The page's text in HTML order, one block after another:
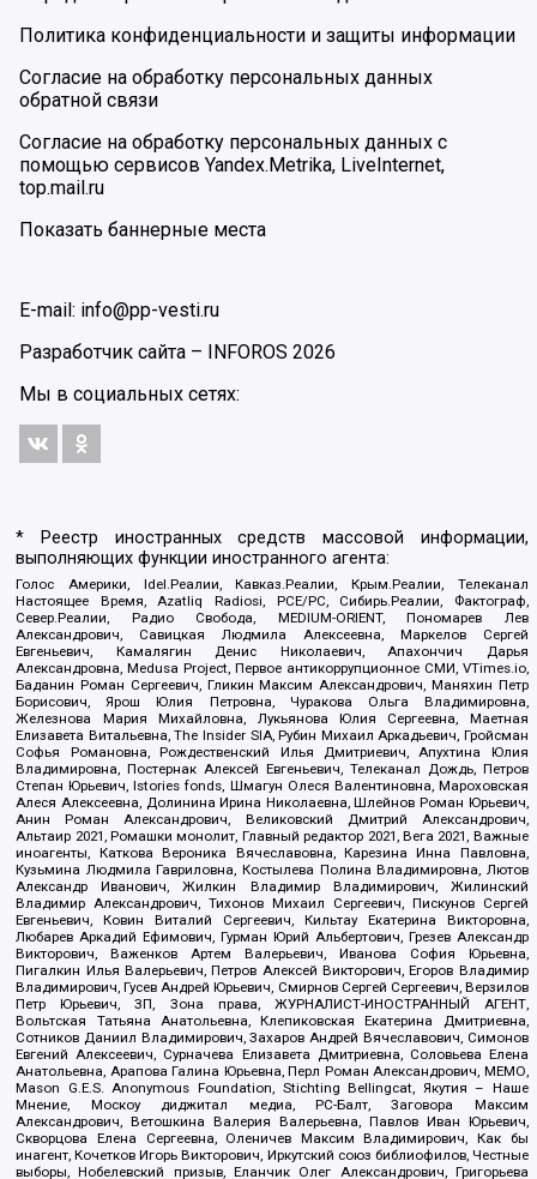
Политика конфиденциальности и защиты информации
Согласие на обработку персональных данных
обратной связи
Согласие на обработку персональных данных с
помощью сервисов Yandex.Metrika, LiveInternet,
top.mail.ru
Показать баннерные места
E-mail: info@pp-vesti.ru
Разработчик сайта –
INFOROS 2026
Мы в социальных сетях:
* Реестр иностранных средств массовой информации,
выполняющих функции иностранного агента:
Голос Америки, Idel.Реалии, Кавказ.Реалии, Крым.Реалии, Телеканал
Настоящее Время, Azatliq Radiosi, PCE/PC, Сибирь.Реалии, Фактограф,
Север.Реалии, Радио Свобода, MEDIUM-ORIENT, Пономарев Лев
Александрович, Савицкая Людмила Алексеевна, Маркелов Сергей
Евгеньевич, Камалягин Денис Николаевич, Апахончич Дарья
Александровна, Medusa Project, Первое антикоррупционное СМИ, VTimes.io,
Баданин Роман Сергеевич, Гликин Максим Александрович, Маняхин Петр
Борисович, Ярош Юлия Петровна, Чуракова Ольга Владимировна,
Железнова Мария Михайловна, Лукьянова Юлия Сергеевна, Маетная
Елизавета Витальевна, The Insider SIA, Рубин Михаил Аркадьевич, Гройсман
Софья Романовна, Рождественский Илья Дмитриевич, Апухтина Юлия
Владимировна, Постернак Алексей Евгеньевич, Телеканал Дождь, Петров
Степан Юрьевич, Istories fonds, Шмагун Олеся Валентиновна, Мароховская
Алеся Алексеевна, Долинина Ирина Николаевна, Шлейнов Роман Юрьевич,
Анин Роман Александрович, Великовский Дмитрий Александрович,
Альтаир 2021, Ромашки монолит, Главный редактор 2021, Вега 2021, Важные
иноагенты, Каткова Вероника Вячеславовна, Карезина Инна Павловна,
Кузьмина Людмила Гавриловна, Костылева Полина Владимировна, Лютов
Александр Иванович, Жилкин Владимир Владимирович, Жилинский
Владимир Александрович, Тихонов Михаил Сергеевич, Пискунов Сергей
Евгеньевич, Ковин Виталий Сергеевич, Кильтау Екатерина Викторовна,
Любарев Аркадий Ефимович, Гурман Юрий Альбертович, Грезев Александр
Викторович, Важенков Артем Валерьевич, Иванова София Юрьевна,
Пигалкин Илья Валерьевич, Петров Алексей Викторович, Егоров Владимир
Владимирович, Гусев Андрей Юрьевич, Смирнов Сергей Сергеевич, Верзилов
Петр Юрьевич, ЗП, Зона права, ЖУРНАЛИСТ-ИНОСТРАННЫЙ АГЕНТ,
Вольтская Татьяна Анатольевна, Клепиковская Екатерина Дмитриевна,
Сотников Даниил Владимирович, Захаров Андрей Вячеславович, Симонов
Евгений Алексеевич, Сурначева Елизавета Дмитриевна, Соловьева Елена
Анатольевна, Арапова Галина Юрьевна, Перл Роман Александрович, МЕМО,
Mason G.E.S. Anonymous Foundation, Stichting Bellingcat, Якутия – Наше
Мнение, Москоу диджитал медиа, РС-Балт, Заговора Максим
Александрович, Ветошкина Валерия Валерьевна, Павлов Иван Юрьевич,
Скворцова Елена Сергеевна, Оленичев Максим Владимирович, Как бы
инагент, Кочетков Игорь Викторович, Иркутский союз библиофилов, Честные
выборы, Нобелевский призыв, Еланчик Олег Александрович, Григорьева